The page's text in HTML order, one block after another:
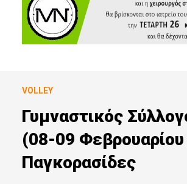
VOLLEY
Γυμναστικός
(08-09 Φεβρουαρίου
Παγκορασίδες